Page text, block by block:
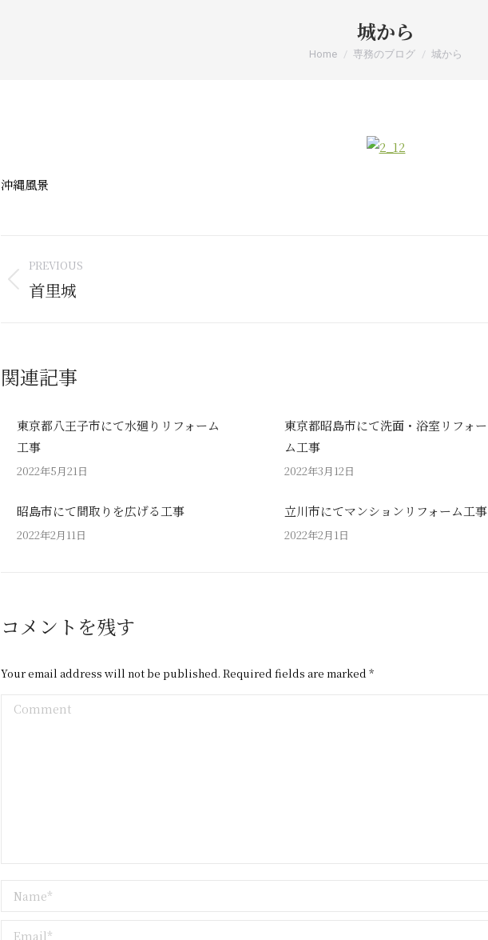
城から
You are here:
Home 専務のブログ 城から
沖縄風景
Post
navigation
PREVIOUS
Previous
首里城
関連記事
東京都八王子市にて水廻りリフォーム
工事
2022年5月21日
東京都昭島市にて洗面・浴室リフォー
ム工事
2022年3月12日
昭島市にて間取りを広げる工事
2022年2月11日
立川市にてマンションリフォーム工事
2022年2月1日
コメントを残す
Your email address will not be published. Required fields are marked*
Comment
Name *
Email *